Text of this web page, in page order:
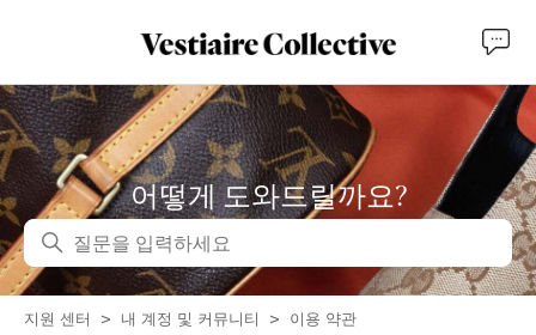
어떻게 도와드릴까요?
검색
지원 센터 내 계정 및 커뮤니티 이용 약관